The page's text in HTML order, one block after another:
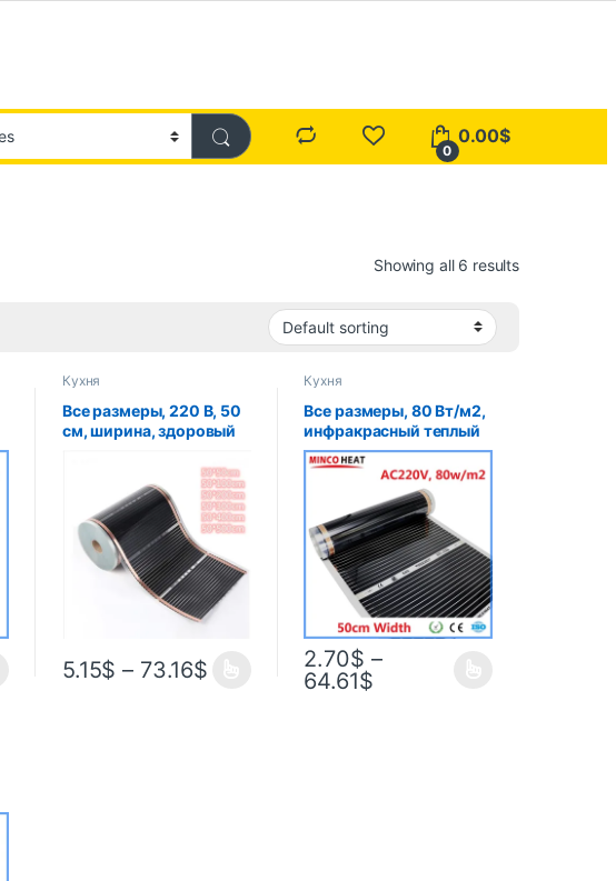
0
0.00$
Showing all 6 results
Кухня
Все размеры, 220 В, 50
см, ширина, здоровый
подогрев пола,
нагреватель из
углеродной пленки,
электрический
подогревающий коврик
для пола, 220 Вт
5.15$ – 73.16$
Кухня
Все размеры, 80 Вт/м2,
инфракрасный теплый
коврик переменного
тока 220 В, ширина 50
см, пленка для
подогрева пола,
энергосберегающая
2.70$ –
64.61$